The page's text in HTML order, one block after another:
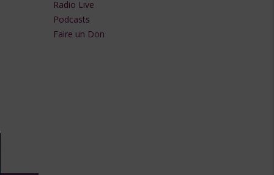
Radio Live
Podcasts
Faire un Don